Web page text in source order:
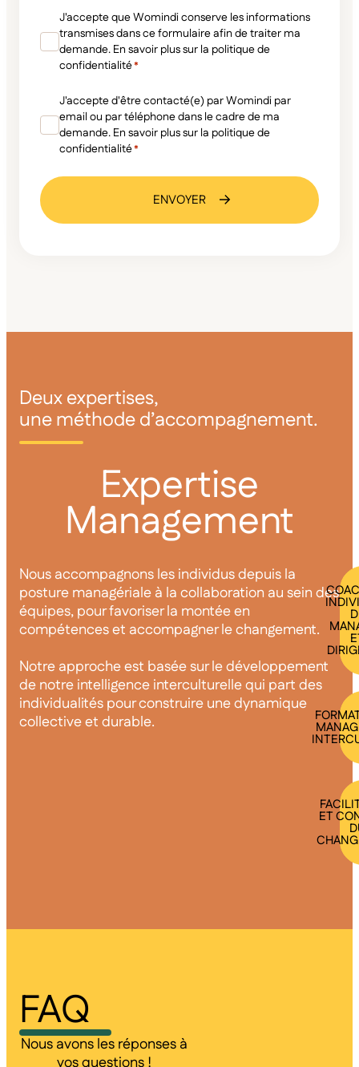
RGPD
*
J'accepte que Womindi conserve les informations
transmises dans ce formulaire afin de traiter ma
demande. En savoir plus sur la politique de
confidentialité*
RGPD
*
J'accepte d'être contacté(e) par Womindi par
email ou par téléphone dans le cadre de ma
demande. En savoir plus sur la politique de
confidentialité*
ENVOYER
Deux expertises,
une méthode d’accompagnement.
Expertise
Management
Nous accompagnons les individus depuis la
posture managériale à la collaboration au sein des
équipes, pour favoriser la montée en
compétences et accompagner le changement.
Notre approche est basée sur le développement
de notre intelligence interculturelle qui part des
individualités pour construire une dynamique
collective et durable.
ET
FAQ
Nous avons les réponses à
vos questions !